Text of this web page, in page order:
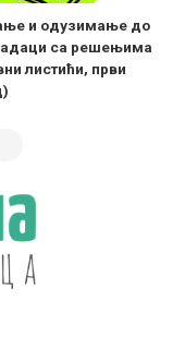
и одузимање до
са решењима
листићи, први